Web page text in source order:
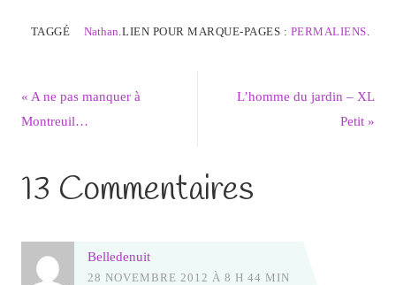
TAGGÉ Nathan LIEN POUR MARQUE-PAGES : PERMALIENS
« A ne pas manquer à
Montreuil…
L’homme du jardin – XL
Petit»
13 Commentaires
Belledenuit
28 NOVEMBRE 2012 À 8 H 44 MIN